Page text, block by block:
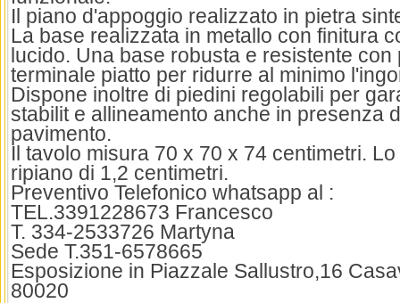
Il piano d'appoggio realizzato in pietra
La base realizzata in metallo con finitura
lucido. Una base robusta e resistente
terminale piatto per ridurre al minimo
Dispone inoltre di piedini regolabili per
stabilit e allineamento anche in presenza
pavimento.
Il tavolo misura 70 x 70 x 74 centimetri.
ripiano di 1,2 centimetri.
Preventivo Telefonico whatsapp al :
TEL.3391228673 Francesco
T. 334-2533726 Martyna
Sede T.351-6578665
Esposizione in Piazzale Sallustro,16
80020